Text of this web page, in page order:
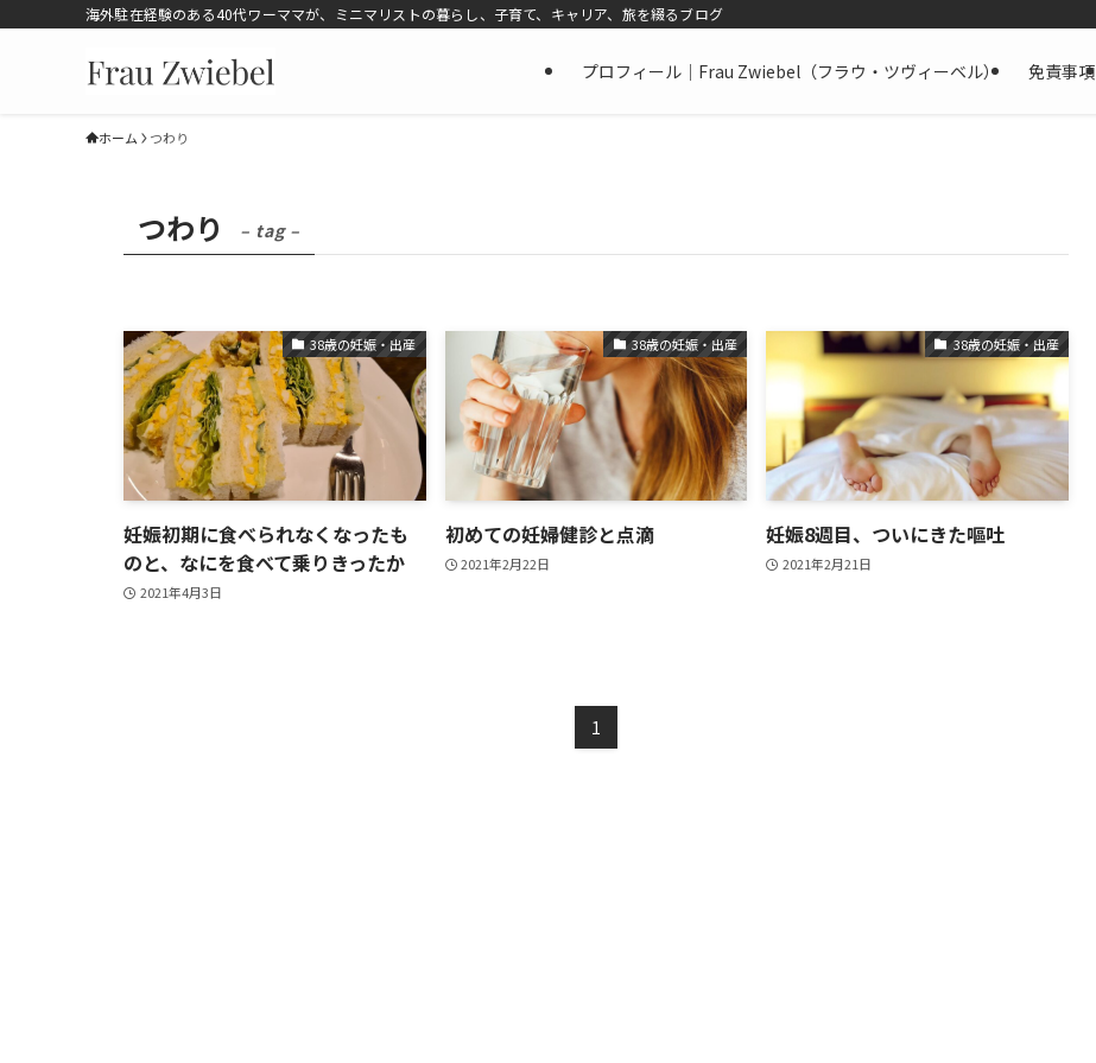
海外駐在経験のある40代ワーママが、ミニマリストの暮らし、子育て、キャリア、旅を綴るブログ
プロフィール｜Frau Zwiebel（フラウ・ツヴィーベル） 免責事項
ホーム つわり
つわり – tag –
38歳の妊娠・出産
妊娠初期に食べられなくなったも
のと、なにを食べて乗りきったか
2021年4月3日
38歳の妊娠・出産
初めての妊婦健診と点滴
2021年2月22日
38歳の妊娠・出産
妊娠8週目、ついにきた嘔吐
2021年2月21日
1